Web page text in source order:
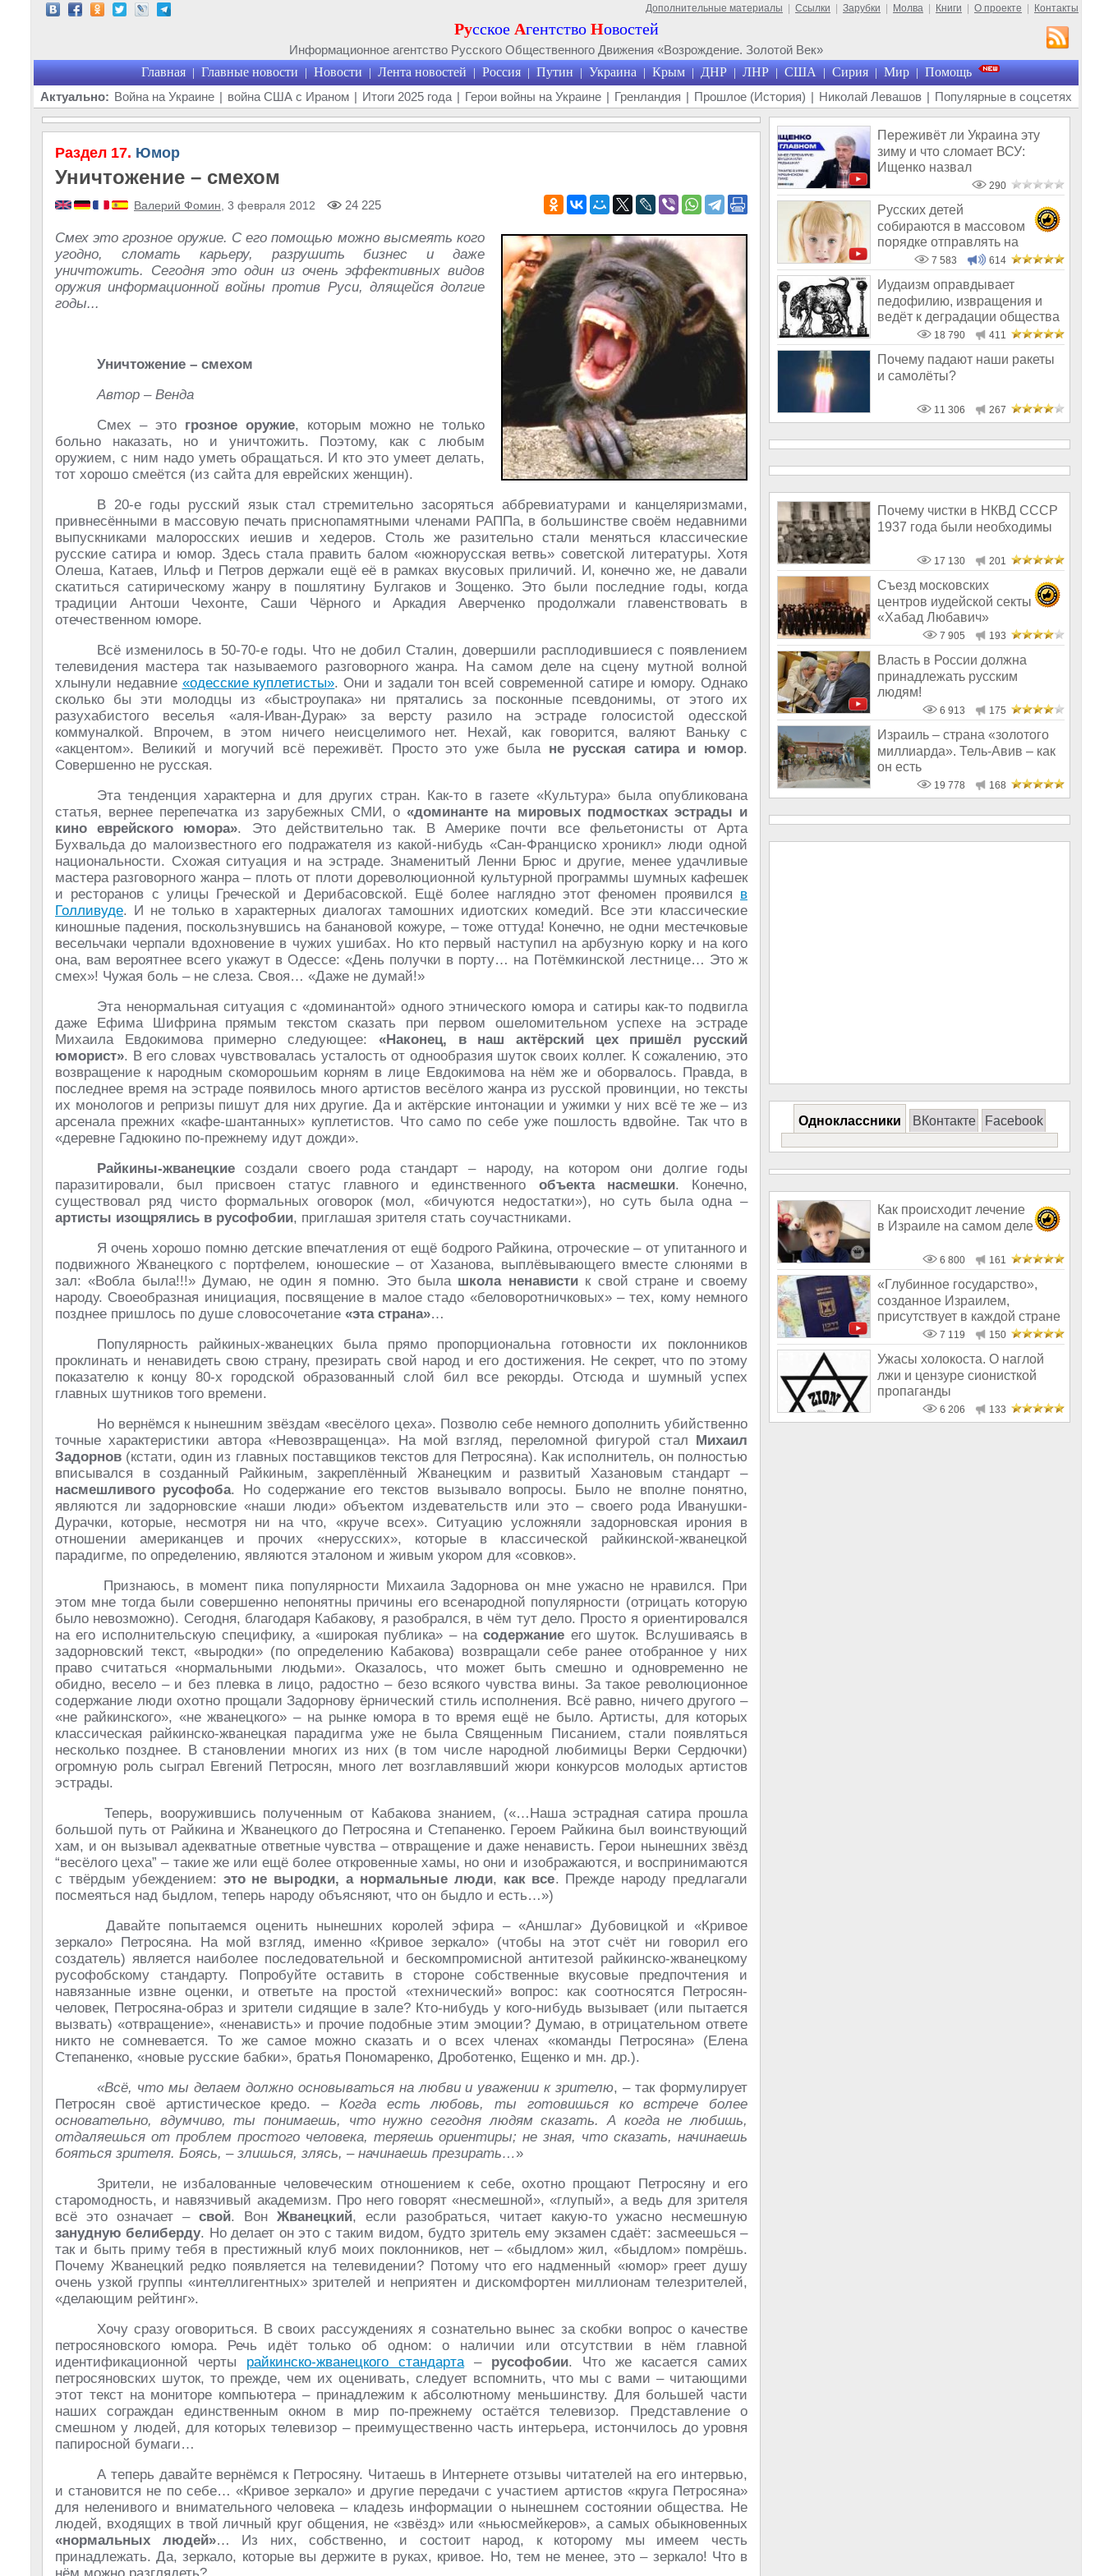
Дополнительные материалы Ссылки Зарубки Молва Книги О проекте Контакты
Русское Агентство Новостей
Информационное агентство Русского Общественного Движения «Возрождение. Золотой Век»
Главная | Главные новости | Новости | Лента новостей | Россия | Путин | Украина | Крым | ДНР | ЛНР | США | Сирия | Мир | Помощь
Актуально: Война на Украине | война США с Ираном | Итоги 2025 года | Герои войны на Украине | Гренландия | Прошлое (История) | Николай Левашов | Популярные в соцсетях
Раздел 17. Юмор
Уничтожение – смехом
Валерий Фомин , 3 февраля 2012 24 225
Смех это грозное оружие. С его помощью можно высмеять кого
угодно, сломать карьеру, разрушить бизнес и даже
уничтожить. Сегодня это один из очень эффективных видов
оружия информационной войны против Руси, длящейся долгие
годы...
Уничтожение – смехом
Автор – Венда
Смех – это грозное оружие, которым можно не только
больно наказать, но и уничтожить. Поэтому, как с любым
оружием, с ним надо уметь обращаться. И кто это умеет делать,
тот хорошо смеётся (из сайта для еврейских женщин).
В 20-е годы русский язык стал стремительно засоряться аббревиатурами и канцеляризмами,
привнесёнными в массовую печать приснопамятными членами РАППа, в большинстве своём недавними
выпускниками малоросских иешив и хедеров. Столь же разительно стали меняться классические
русские сатира и юмор. Здесь стала править балом «южнорусская ветвь» советской литературы. Хотя
Олеша, Катаев, Ильф и Петров держали ещё её в рамках вкусовых приличий. И, конечно же, не давали
скатиться сатирическому жанру в пошлятину Булгаков и Зощенко. Это были последние годы, когда
традиции Антоши Чехонте, Саши Чёрного и Аркадия Аверченко продолжали главенствовать в
отечественном юморе.
Всё изменилось в 50-70-е годы. Что не добил Сталин, довершили расплодившиеся с появлением
телевидения мастера так называемого разговорного жанра. На самом деле на сцену мутной волной
хлынули недавние «одесские куплетисты». Они и задали тон всей современной сатире и юмору. Однако
сколько бы эти молодцы из «быстроупака» ни прятались за посконные псевдонимы, от этого их
разухабистого веселья «аля-Иван-Дурак» за версту разило на эстраде голосистой одесской
коммуналкой. Впрочем, в этом ничего неисцелимого нет. Нехай, как говорится, валяют Ваньку с
«акцентом». Великий и могучий всё переживёт. Просто это уже была не русская сатира и юмор.
Совершенно не русская.
Эта тенденция характерна и для других стран. Как-то в газете «Культура» была опубликована
статья, вернее перепечатка из зарубежных СМИ, о«доминанте на мировых подмостках эстрады и
кино еврейского юмора». Это действительно так. В Америке почти все фельетонисты от Арта
Бухвальда до малоизвестного его подражателя из какой-нибудь «Сан-Франциско хроникл» люди одной
национальности. Схожая ситуация и на эстраде. Знаменитый Ленни Брюс и другие, менее удачливые
мастера разговорного жанра – плоть от плоти дореволюционной культурной программы шумных кафешек
и ресторанов с улицы Греческой и Дерибасовской. Ещё более наглядно этот феномен проявился в
Голливуде. И не только в характерных диалогах тамошних идиотских комедий. Все эти классические
киношные падения, поскользнувшись на банановой кожуре, – тоже оттуда! Конечно, не одни местечковые
весельчаки черпали вдохновение в чужих ушибах. Но кто первый наступил на арбузную корку и на кого
она, вам вероятнее всего укажут в Одессе: «День получки в порту… на Потёмкинской лестнице… Это ж
смех»! Чужая боль – не слеза. Своя… «Даже не думай!»
Эта ненормальная ситуация с «доминантой» одного этнического юмора и сатиры как-то подвигла
даже Ефима Шифрина прямым текстом сказать при первом ошеломительном успехе на эстраде
Михаила Евдокимова примерно следующее: «Наконец, в наш актёрский цех пришёл русский
юморист». В его словах чувствовалась усталость от однообразия шуток своих коллег. К сожалению, это
возвращение к народным скоморошьим корням в лице Евдокимова на нём же и оборвалось. Правда, в
последнее время на эстраде появилось много артистов весёлого жанра из русской провинции, но тексты
их монологов и репризы пишут для них другие. Да и актёрские интонации и ужимки у них всё те же – из
арсенала прежних «кафе-шантанных» куплетистов. Что само по себе уже пошлость вдвойне. Так что в
«деревне Гадюкино по-прежнему идут дожди».
Райкины-жванецкие создали своего рода стандарт – народу, на котором они долгие годы
паразитировали, был присвоен статус главного и единственного объекта насмешки. Конечно,
существовал ряд чисто формальных оговорок (мол, «бичуются недостатки»), но суть была одна –
артисты изощрялись в русофобии, приглашая зрителя стать соучастниками.
Я очень хорошо помню детские впечатления от ещё бодрого Райкина, отроческие – от упитанного и
подвижного Жванецкого с портфелем, юношеские – от Хазанова, выплёвывающего вместе слюнями в
зал: «Вобла была!!!» Думаю, не один я помню. Это была школа ненавистик свой стране и своему
народу. Своеобразная инициация, посвящение в малое стадо «беловоротничковых» – тех, кому немного
позднее пришлось по душе словосочетание «эта страна»…
Популярность райкиных-жванецких была прямо пропорциональна готовности их поклонников
проклинать и ненавидеть свою страну, презирать свой народ и его достижения. Не секрет, что по этому
показателю к концу 80-х городской образованный слой бил все рекорды. Отсюда и шумный успех
главных шутников того времени.
Но вернёмся к нынешним звёздам «весёлого цеха». Позволю себе немного дополнить убийственно
точные характеристики автора «Невозвращенца». На мой взгляд, переломной фигурой стал Михаил
Задорнов (кстати, один из главных поставщиков текстов для Петросяна). Как исполнитель, он полностью
вписывался в созданный Райкиным, закреплённый Жванецким и развитый Хазановым стандарт –
насмешливого русофоба. Но содержание его текстов вызывало вопросы. Было не вполне понятно,
являются ли задорновские «наши люди» объектом издевательств или это – своего рода Иванушки-
Дурачки, которые, несмотря ни на что, «круче всех». Ситуацию усложняли задорновская ирония в
отношении американцев и прочих «нерусских», которые в классической райкинской-жванецкой
парадигме, по определению, являются эталоном и живым укором для «совков».
Признаюсь, в момент пика популярности Михаила Задорнова он мне ужасно не нравился. При
этом мне тогда были совершенно непонятны причины его всенародной популярности (отрицать которую
было невозможно). Сегодня, благодаря Кабакову, я разобрался, в чём тут дело. Просто я ориентировался
на его исполнительскую специфику, а «широкая публика» – насодержание его шуток. Вслушиваясь в
задорновский текст, «выродки» (по определению Кабакова) возвращали себе ранее отобранное у них
право считаться «нормальными людьми». Оказалось, что может быть смешно и одновременно не
обидно, весело – и без плевка в лицо, радостно – безо всякого чувства вины. За такое революционное
содержание люди охотно прощали Задорнову ёрнический стиль исполнения. Всё равно, ничего другого –
«не райкинского», «не жванецкого» – на рынке юмора в то время ещё не было. Артисты, для которых
классическая райкинско-жванецкая парадигма уже не была Священным Писанием, стали появляться
несколько позднее. В становлении многих из них (в том числе народной любимицы Верки Сердючки)
огромную роль сыграл Евгений Петросян, много лет возглавлявший жюри конкурсов молодых артистов
эстрады.
Теперь, вооружившись полученным от Кабакова знанием, («…Наша эстрадная сатира прошла
большой путь от Райкина и Жванецкого до Петросяна и Степаненко. Героем Райкина был воинствующий
хам, и он вызывал адекватные ответные чувства – отвращение и даже ненависть. Герои нынешних звёзд
“весёлого цеха” – такие же или ещё более откровенные хамы, но они и изображаются, и воспринимаются
с твёрдым убеждением: это не выродки, а нормальные люди, как все. Прежде народу предлагали
посмеяться над быдлом, теперь народу объясняют, что он быдло и есть…»)
Давайте попытаемся оценить нынешних королей эфира – «Аншлаг» Дубовицкой и «Кривое
зеркало» Петросяна. На мой взгляд, именно «Кривое зеркало» (чтобы на этот счёт ни говорил его
создатель) является наиболее последовательной и бескомпромисной антитезой райкинско-жванецкому
русофобскому стандарту. Попробуйте оставить в стороне собственные вкусовые предпочтения и
навязанные извне оценки, и ответьте на простой «технический» вопрос: как соотносятся Петросян-
человек, Петросяна-образ и зрители сидящие в зале? Кто-нибудь у кого-нибудь вызывает (или пытается
вызвать) «отвращение», «ненависть» и прочие подобные этим эмоции? Думаю, в отрицательном ответе
никто не сомневается. То же самое можно сказать и о всех членах «команды Петросяна» (Елена
Степаненко, «новые русские бабки», братья Пономаренко, Дроботенко, Ещенко и мн. др.).
«Всё, что мы делаем должно основываться на любви и уважении к зрителю, – так формулирует
Петросян своё артистическое кредо. – Когда есть любовь, ты готовишься ко встрече более
основательно, вдумчиво, ты понимаешь, что нужно сегодня людям сказать. А когда не любишь,
отдаляешься от проблем простого человека, теряешь ориентиры; не зная, что сказать, начинаешь
бояться зрителя. Боясь, – злишься, злясь, – начинаешь презирать…»
Зрители, не избалованные человеческим отношением к себе, охотно прощают Петросяну и его
старомодность, и навязчивый академизм. Про него говорят «несмешной», «глупый», а ведь для зрителя
всё это означает – свой. Вон Жванецкий, если разобраться, читает какую-то ужасно несмешную
занудную белиберду. Но делает он это с таким видом, будто зритель ему экзамен сдаёт: засмеешься –
так и быть приму тебя в престижный клуб моих поклонников, нет – «быдлом» жил, «быдлом» помрёшь.
Почему Жванецкий редко появляется на телевидении? Потому что его надменный «юмор» греет душу
очень узкой группы «интеллигентных» зрителей и неприятен и дискомфортен миллионам телезрителей,
«делающим рейтинг».
Хочу сразу оговориться. В своих рассуждениях я сознательно вынес за скобки вопрос о качестве
петросяновского юмора. Речь идёт только об одном: о наличии или отсутствии в нём главной
идентификационной черты райкинско-жванецкого стандарта– русофобии. Что же касается самих
петросяновских шуток, то прежде, чем их оценивать, следует вспомнить, что мы с вами – читающими
этот текст на мониторе компьютера – принадлежим к абсолютному меньшинству. Для большей части
наших сограждан единственным окном в мир по-прежнему остаётся телевизор. Представление о
смешном у людей, для которых телевизор – преимущественно часть интерьера, истончилось до уровня
папиросной бумаги…
А теперь давайте вернёмся к Петросяну. Читаешь в Интернете отзывы читателей на его интервью,
и становится не по себе… «Кривое зеркало» и другие передачи с участием артистов «круга Петросяна»
для неленивого и внимательного человека – кладезь информации о нынешнем состоянии общества. Не
людей, входящих в твой личный круг общения, не «звёзд» или «ньюсмейкеров», а самых обыкновенных
«нормальных людей»… Из них, собственно, и состоит народ, к которому мы имеем честь
принадлежать. Да, зеркало, которые вы держите в руках, кривое. Но, тем не менее, это – зеркало! Что в
Переживёт ли Украина эту
зиму и что сломает ВСУ:
Ищенко назвал
единственное решение
290
Русских детей
собираются в массовом
порядке отправлять на
усыновление в Израиль
7 583 614
Иудаизм оправдывает
педофилию, извращения и
ведёт к деградации общества
18 790 411
Почему падают наши ракеты
и самолёты?
11 306 267
Почему чистки в НКВД СССР
1937 года были необходимы
17 130 201
Съезд московских
центров иудейской секты
«Хабад Любавич»
7 905 193
Власть в России должна
принадлежать русским
людям!
6 913 175
Израиль – страна «золотого
миллиарда». Тель-Авив – как
он есть
19 778 168
Одноклассники ВКонтакте Facebook
Как происходит лечение
в Израиле на самом деле
6 800 161
«Глубинное государство»,
созданное Израилем,
присутствует в каждой стране
7 119 150
Ужасы холокоста. О наглой
лжи и цензуре сионисткой
пропаганды
6 206 133